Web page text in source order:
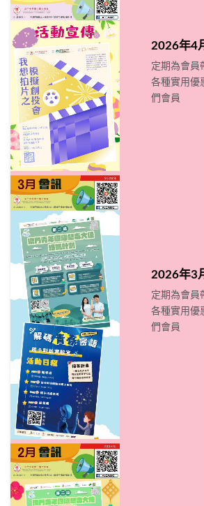
2026年4
定期為會員
各種實用優
們會員
2026年3
定期為會員
各種實用優
們會員